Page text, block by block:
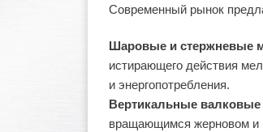
Современный рынок
Шаровые и стержневые
истирающего действия
и энергопотребления.
Вертикальные
вращающимся жерновом и